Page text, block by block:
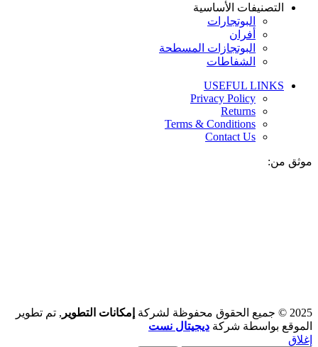
التصنيفات الأساسية
البوتجارات
أفران
البوتجازات المسطحة
الشفاطات
USEFUL LINKS
Privacy Policy
Returns
Terms & Conditions
Contact Us
موثق من:
2025 © جميع الحقوق محفوظة لشركة إمكانات التطوير , تم تطوير
الموقع بواسطة شركة ديجيتال نست
إغلاق